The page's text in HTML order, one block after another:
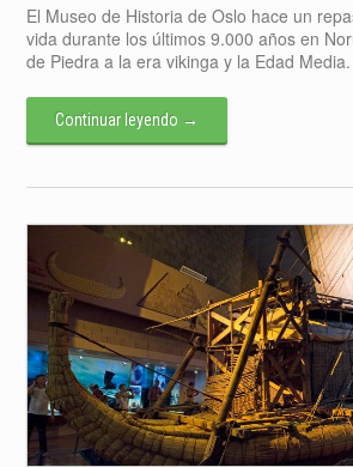
DE
DE
El Museo de Historia de Oslo hace un
vida durante los últimos 9.000 años en
de Piedra a la era vikinga y la Edad Media.
Continuar leyendo →